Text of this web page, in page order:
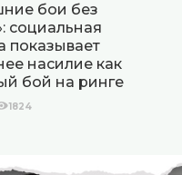
бои без
социальная
показывает
насилие как
бой на ринге
1824